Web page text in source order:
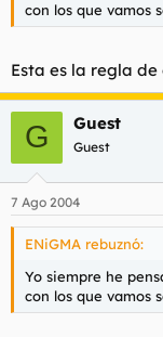
con los que vamos
Esta es la regla de
G Guest
Guest
7 Ago 2004
ENiGMA rebuznó:
Yo siempre he
con los que vamos